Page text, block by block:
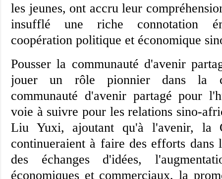
les jeunes, ont accru leur
insufflé une riche connotation
coopération politique et économique
Pousser la communauté d'avenir
jouer un rôle pionnier dans la
communauté d'avenir partagé pour
voie à suivre pour les relations sino-
Liu Yuxi, ajoutant qu'à l'avenir, la
continueraient à faire des efforts dans
des échanges d'idées,
économiques et commerciaux, la